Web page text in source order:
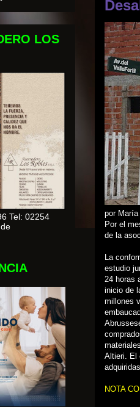
por María
Por el
de la
La
estudio
24 horas
inicio de
millones
Altieri. El
NOTA
LOS
Tel: 02254